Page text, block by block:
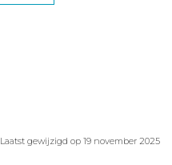
Laatst gewijzigd op 19 november 2025